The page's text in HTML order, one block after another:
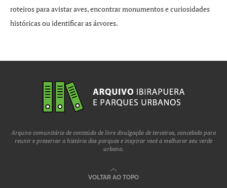
roteiros para avistar aves, encontrar monumentos e curiosidades
históricas ou identificar as árvores.
Arquivo comunitário de conteúdo de livre divulgação de terceiros, concebido para
reunir e preservar a história dos parques e inspirar você a melhorar seu verde
urbano.
VOLTAR AO TOPO